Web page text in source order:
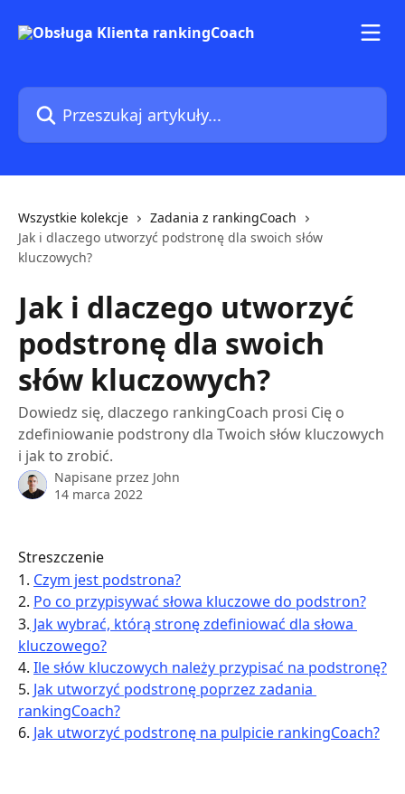
Przeszukaj artykuły...
Wszystkie kolekcje
Zadania z rankingCoach
Jak i dlaczego utworzyć podstronę dla swoich słów
kluczowych?
Jak i dlaczego utworzyć
podstronę dla swoich
słów kluczowych?
Dowiedz się, dlaczego rankingCoach prosi Cię o
zdefiniowanie podstrony dla Twoich słów kluczowych
i jak to zrobić.
Napisane przez John
14 marca 2022
Streszczenie
1. Czym jest podstrona?
2. Po co przypisywać słowa kluczowe do podstron?
3. Jak wybrać, którą stronę zdefiniować dla słowa
kluczowego?
4. Ile słów kluczowych należy przypisać na podstronę?
5. Jak utworzyć podstronę poprzez zadania
rankingCoach?
6. Jak utworzyć podstronę na pulpicie rankingCoach?